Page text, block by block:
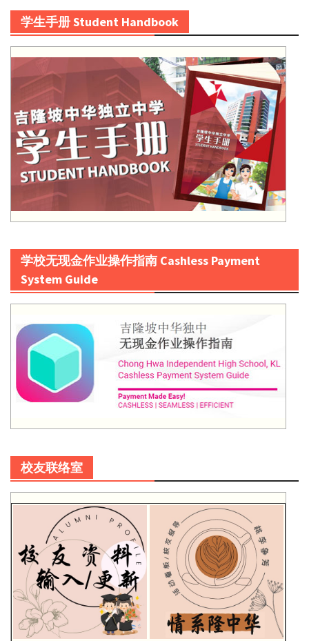
学生手册 Student Handbook
学校无现金作业操作指南 Cashless Payment
System Guide
校友联络室